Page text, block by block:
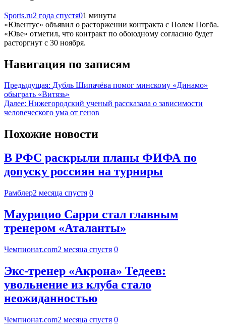
Sports.ru2 года спустя01 минуты
«Ювентус» объявил о расторжении контракта с Полем Погба.
«Юве» отметил, что контракт по обоюдному согласию будет
расторгнут с 30 ноября.
Навигация по записям
Предыдущая: Дубль Шипачёва помог минскому «Динамо»
обыграть «Витязь»
Далее: Нижегородский ученый рассказала о зависимости
человеческого ума от генов
Похожие новости
В РФС раскрыли планы ФИФА по
допуску россиян на турниры
Рамблер2 месяца спустя 0
Маурицио Сарри стал главным
тренером «Аталанты»
Чемпионат.com2 месяца спустя 0
Экс-тренер «Акрона» Тедеев:
увольнение из клуба стало
неожиданностью
Чемпионат.com2 месяца спустя 0